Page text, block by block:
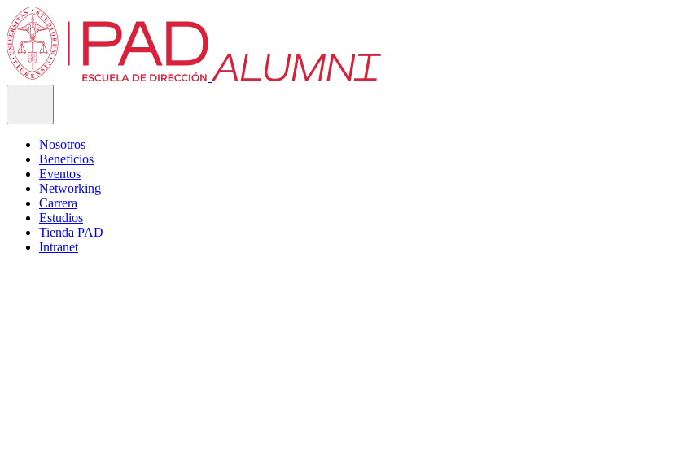
Nosotros
Beneficios
Eventos
Networking
Carrera
Estudios
Tienda PAD
Intranet